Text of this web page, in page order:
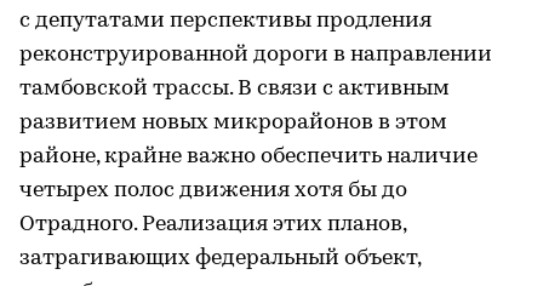
с депутатами перспективы продления
реконструированной дороги в направлении
тамбовской трассы. В связи с активным
развитием новых микрорайонов в этом
районе, крайне важно обеспечить наличие
четырех полос движения хотя бы до
Отрадного. Реализация этих планов,
затрагивающих федеральный объект,